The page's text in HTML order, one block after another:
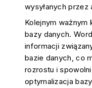
wysyłanych przez
Kolejnym ważnym
bazy danych.
informacji
bazie danych, co
rozrostu i
optymalizacja